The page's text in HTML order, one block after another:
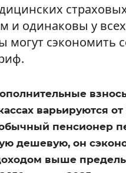
и одинаковы у
могут сэкономить
варьируются от
обычный пенсионер
дешевую, он
выше